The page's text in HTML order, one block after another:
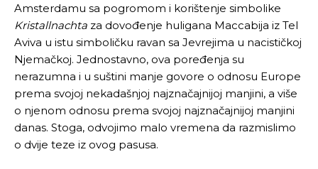
Amsterdamu sa pogromom i korištenje simbolike
Kristallnachta za dovođenje huligana Maccabija iz Tel
Aviva u istu simboličku ravan sa Jevrejima u nacističkoj
Njemačkoj. Jednostavno, ova poređenja su
nerazumna i u suštini manje govore o odnosu Europe
prema svojoj nekadašnjoj najznačajnijoj manjini, a više
o njenom odnosu prema svojoj najznačajnijoj manjini
danas. Stoga, odvojimo malo vremena da razmislimo
o dvije teze iz ovog pasusa.